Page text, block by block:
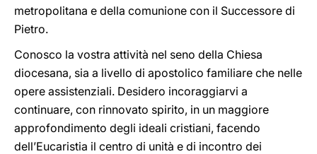
metropolitana e della comunione con il Successore di
Pietro.
Conosco la vostra attività nel seno della Chiesa
diocesana, sia a livello di apostolico familiare che nelle
opere assistenziali. Desidero incoraggiarvi a
continuare, con rinnovato spirito, in un maggiore
approfondimento degli ideali cristiani, facendo
dell’Eucaristia il centro di unità e di incontro dei